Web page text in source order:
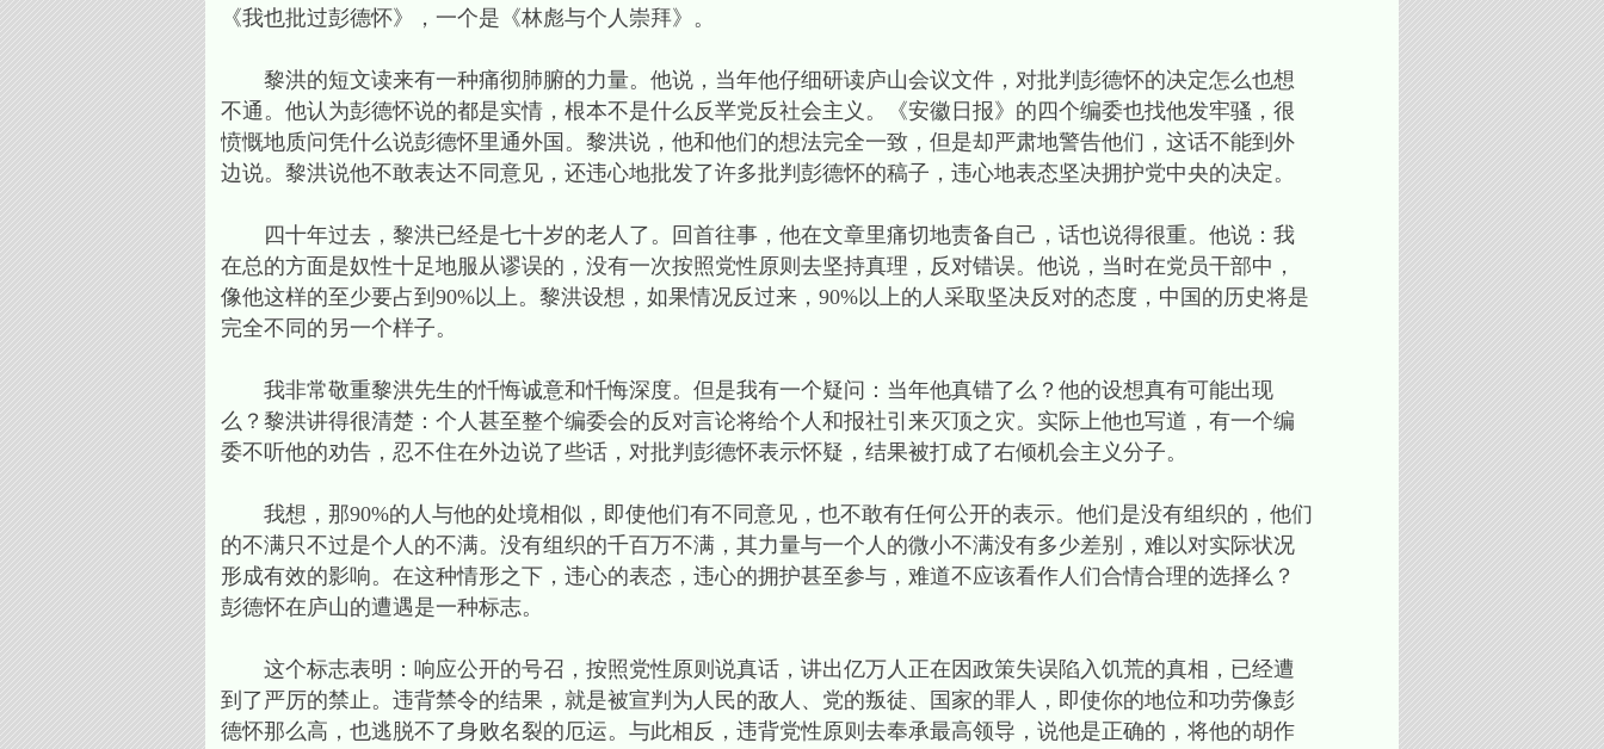
《我也批过彭德怀》，一个是《林彪与个人崇拜》。
黎洪的短文读来有一种痛彻肺腑的力量。他说，当年他仔细研读庐山会议文件，对批判彭德怀的决定怎么也想
不通。他认为彭德怀说的都是实情，根本不是什么反丵党反社会主义。《安徽日报》的四个编委也找他发牢骚，很
愤慨地质问凭什么说彭德怀里通外国。黎洪说，他和他们的想法完全一致，但是却严肃地警告他们，这话不能到外
边说。黎洪说他不敢表达不同意见，还违心地批发了许多批判彭德怀的稿子，违心地表态坚决拥护党中央的决定。
四十年过去，黎洪已经是七十岁的老人了。回首往事，他在文章里痛切地责备自己，话也说得很重。他说：我
在总的方面是奴性十足地服从谬误的，没有一次按照党性原则去坚持真理，反对错误。他说，当时在党员干部中，
像他这样的至少要占到90%以上。黎洪设想，如果情况反过来，90%以上的人采取坚决反对的态度，中国的历史将是
完全不同的另一个样子。
我非常敬重黎洪先生的忏悔诚意和忏悔深度。但是我有一个疑问：当年他真错了么？他的设想真有可能出现
么？黎洪讲得很清楚：个人甚至整个编委会的反对言论将给个人和报社引来灭顶之灾。实际上他也写道，有一个编
委不听他的劝告，忍不住在外边说了些话，对批判彭德怀表示怀疑，结果被打成了右倾机会主义分子。
我想，那90%的人与他的处境相似，即使他们有不同意见，也不敢有任何公开的表示。他们是没有组织的，他们
的不满只不过是个人的不满。没有组织的千百万不满，其力量与一个人的微小不满没有多少差别，难以对实际状况
形成有效的影响。在这种情形之下，违心的表态，违心的拥护甚至参与，难道不应该看作人们合情合理的选择么？
彭德怀在庐山的遭遇是一种标志。
这个标志表明：响应公开的号召，按照党性原则说真话，讲出亿万人正在因政策失误陷入饥荒的真相，已经遭
到了严厉的禁止。违背禁令的结果，就是被宣判为人民的敌人、党的叛徒、国家的罪人，即使你的地位和功劳像彭
德怀那么高，也逃脱不了身败名裂的厄运。与此相反，违背党性原则去奉承最高领导，说他是正确的，将他的胡作